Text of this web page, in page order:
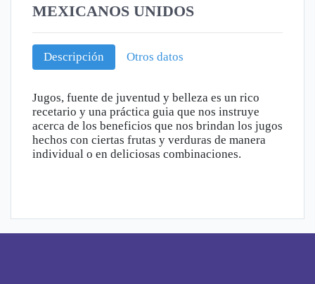
MEXICANOS UNIDOS
Descripción Otros datos
Jugos, fuente de juventud y belleza es un rico
recetario y una práctica guia que nos instruye
acerca de los beneficios que nos brindan los jugos
hechos con ciertas frutas y verduras de manera
individual o en deliciosas combinaciones.